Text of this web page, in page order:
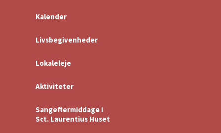
Kalender
Livsbegivenheder
Lokaleleje
Aktiviteter
Sangeftermiddage i
Sct. Laurentius Huset